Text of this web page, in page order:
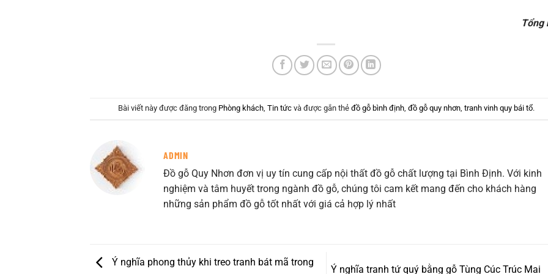
Tổng
Bài viết này được đăng trong Phòng khách, Tin tứcvà được gắn thẻ đồ gỗ bình định, đồ gỗ quy nhơn, tranh vinh quy bái tổ.
ADMIN
Đồ gỗ Quy Nhơn đơn vị uy tín cung cấp nội thất đồ gỗ chất lượng tại Bình Định. Với kinh
nghiệm và tâm huyết trong ngành đồ gỗ, chúng tôi cam kết mang đến cho khách hàng
những sản phẩm đồ gỗ tốt nhất với giá cả hợp lý nhất
Ý nghĩa phong thủy khi treo tranh bát mã trong
Ý nghĩa tranh tứ quý bằng gỗ Tùng Cúc Trúc Mai